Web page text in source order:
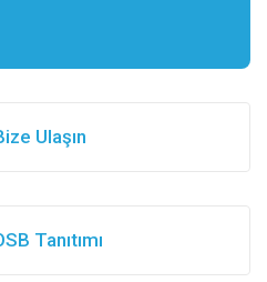
Ulaşın
Tanıtımı